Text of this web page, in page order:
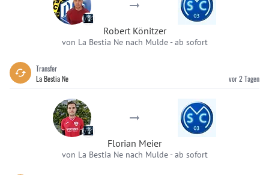
Robert Könitzer
von La Bestia Ne nach Mulde-ab sofort
Transfer
La Bestia Ne
vor 2 Tagen
Florian Meier
von La Bestia Ne nach Mulde-ab sofort